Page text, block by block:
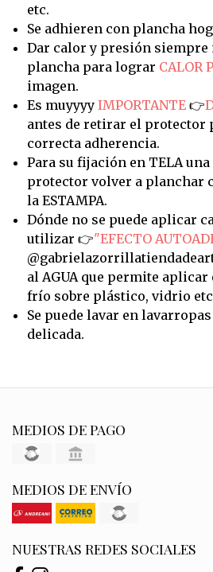
etc.
Se adhieren con plancha
Dar calor y presión siempre
plancha para lograr CALOR
imagen.
Es muyyyy IMPORTANTE👉
antes de retirar el protector
correcta adherencia.
Para su fijación en TELA
protector volver a planchar
la ESTAMPA.
Dónde no se puede aplicar
utilizar 👉"EFECTO
al AGUA que permite aplicar
frío sobre plástico, vidrio
Se puede lavar en
delicada.
MEDIOS DE PAGO
MEDIOS DE ENVÍO
NUESTRAS REDES SOCIALES